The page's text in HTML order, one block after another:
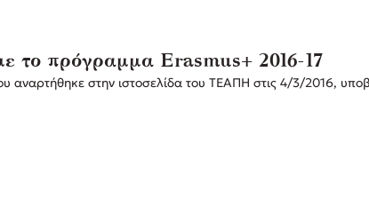
το πρόγραμμα Erasmus+ 2016-17
αναρτήθηκε στην ιστοσελίδα του ΤΕΑΠΗ στις 4/3/2016,